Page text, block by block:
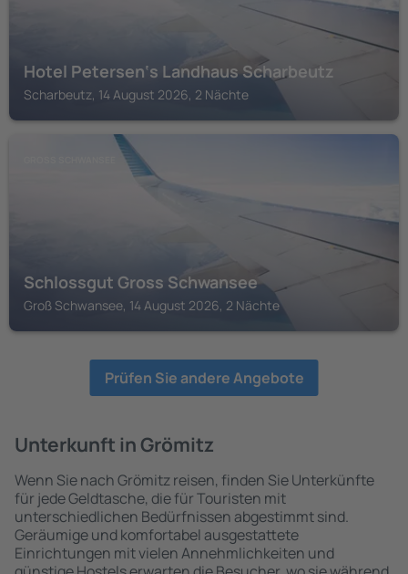
Hotel Petersen‘s Landhaus Scharbeutz
Scharbeutz, 14 August 2026, 2 Nächte
Schlossgut Gross Schwansee
Groß Schwansee, 14 August 2026, 2 Nächte
Prüfen Sie andere Angebote
Unterkunft in Grömitz
Wenn Sie nach Grömitz reisen, finden Sie Unterkünfte
für jede Geldtasche, die für Touristen mit
unterschiedlichen Bedürfnissen abgestimmt sind.
Geräumige und komfortabel ausgestattete
Einrichtungen mit vielen Annehmlichkeiten und